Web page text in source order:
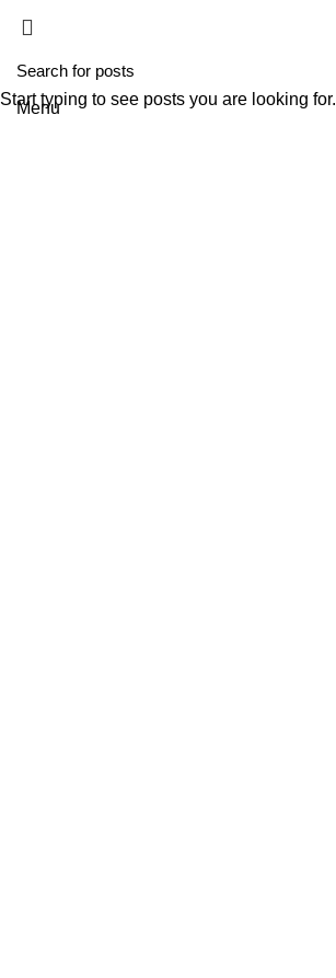
Menu
Start typing to see posts you are looking for.